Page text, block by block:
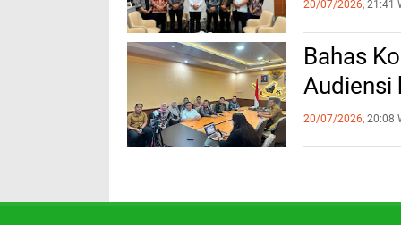
20/07/2026, 21:41
Bahas
Audiensi
20/07/2026, 20:08